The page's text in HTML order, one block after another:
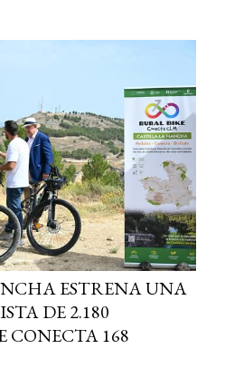
ESTRENA UNA
DE 2.180
CONECTA 168